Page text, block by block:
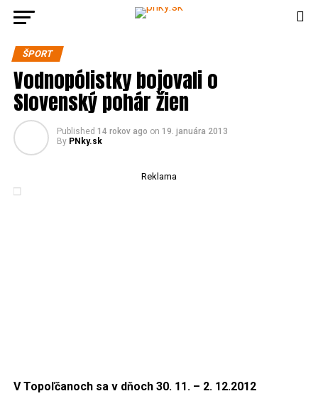
ŠPORT
Vodnopólistky bojovali o
Slovenský pohár žien
Published 14 rokov ago on 19. januára 2013
By PNky.sk
Reklama
V Topoľčanoch sa v dňoch 30. 11. – 2. 12.2012